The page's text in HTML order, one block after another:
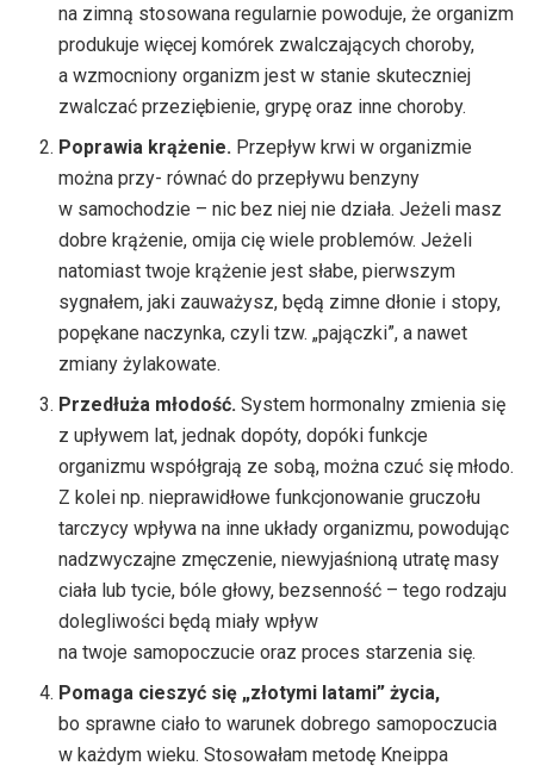
na zimną stosowana regularnie powoduje, że organizm
produkuje więcej komórek zwalczających choroby,
a wzmocniony organizm jest w stanie skuteczniej
zwalczać przeziębienie, grypę oraz inne choroby.
Poprawia krążenie. Przepływ krwi w organizmie
można przy- równać do przepływu benzyny
w samochodzie – nic bez niej nie działa. Jeżeli masz
dobre krążenie, omija cię wiele problemów. Jeżeli
natomiast twoje krążenie jest słabe, pierwszym
sygnałem, jaki zauważysz, będą zimne dłonie i stopy,
popękane naczynka, czyli tzw. „pajączki”, a nawet
zmiany żylakowate.
Przedłuża młodość.System hormonalny zmienia się
z upływem lat, jednak dopóty, dopóki funkcje
organizmu współgrają ze sobą, można czuć się młodo.
Z kolei np. nieprawidłowe funkcjonowanie gruczołu
tarczycy wpływa na inne układy organizmu, powodując
nadzwyczajne zmęczenie, niewyjaśnioną utratę masy
ciała lub tycie, bóle głowy, bezsenność – tego rodzaju
dolegliwości będą miały wpływ
na twoje samopoczucie oraz proces starzenia się.
Pomaga cieszyć się „złotymi latami” życia,
bo sprawne ciało to warunek dobrego samopoczucia
w każdym wieku. Stosowałam metodę Kneippa